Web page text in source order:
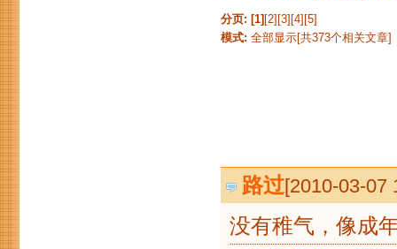
分页: [1] [2] [3] [4] [5]
模式: 全部显示[共373个相关文章]
路过[2010-03-07
没有